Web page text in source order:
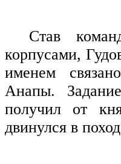
Став
корпусами,
именем
Анапы.
получил от
двинулся в